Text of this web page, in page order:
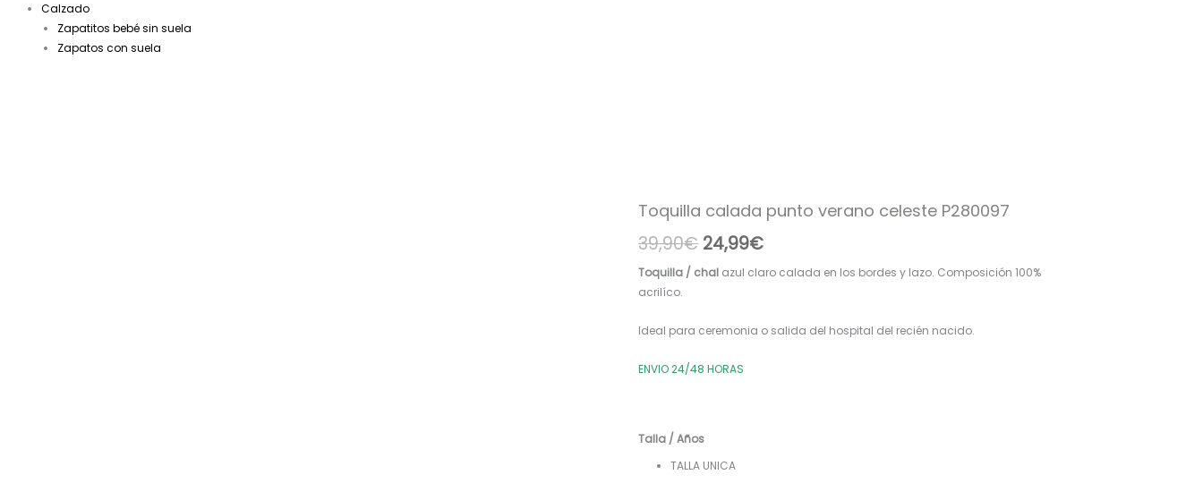
Calzado
Zapatitos bebé sin suela
Zapatos con suela
Toquilla calada punto verano celeste P280097
39,90€
El
precio
original
39,90€.
24,99€
El
precio
actual
24,99€.
Toquilla / chal azul claro calada en los bordes y lazo. Composición 100%
acrilíco.
Ideal para ceremonia o salida del hospital del recién nacido.
ENVIO 24/48 HORAS
Talla / Años
TALLA UNICA
Toquilla
punto
verano
celeste
cantidad